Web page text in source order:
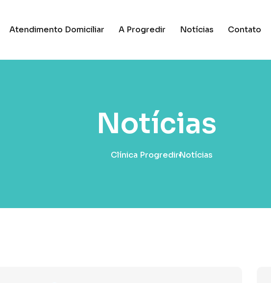
Atendimento Domiciliar A Progredir Notícias Contato
Notícias
Clínica ProgredirNotícias